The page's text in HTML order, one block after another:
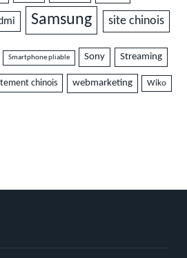
Samsung site chinois
Smartphone pliable Sony Streaming
chinois webmarketing Wiko